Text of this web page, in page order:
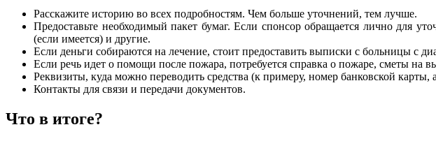
Расскажите историю во всех подробностям. Чем больше уточнений, тем лучше.
Предоставьте необходимый пакет бумаг. Если спонсор обращается лично для
(если имеется) и другие.
Если деньги собираются на лечение, стоит предоставить выписки с больницы с
Если речь идет о помощи после пожара, потребуется справка о пожаре, сметы на
Реквизиты, куда можно переводить средства (к примеру, номер банковской
Контакты для связи и передачи документов.
Что в итоге?